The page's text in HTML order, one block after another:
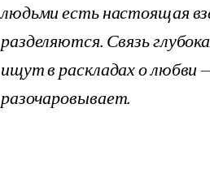
людьми есть настоящая
разделяются. Связь
ищут в раскладах о любви
разочаровывает.